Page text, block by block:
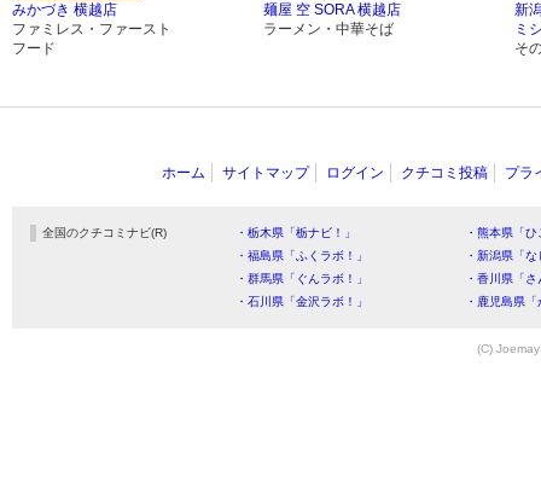
みかづき 横越店
ファミレス・ファースト
フード
麺屋 空 SORA 横越店
ラーメン・中華そば
新
ミ
そ
ホーム サイトマップ ログイン クチコミ投稿 プラ
全国のクチコミナビ(R) ・栃木県「栃ナビ！」
・熊本県「
・福島県「ふくラボ！」
・新潟県「
・群馬県「ぐんラボ！」
・香川県「
・石川県「金沢ラボ！」
・鹿児島県
(C)